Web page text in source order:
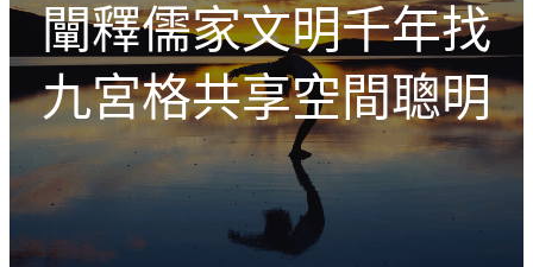
闡釋儒家文明千年找
九宮格共享空間聰明